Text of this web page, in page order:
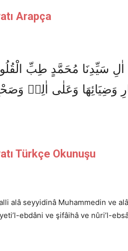
Arapça
سَيِّدِنَا مُحَمَّدٍ طِبِّ
وَضِيَائِهَا وَعَلٰى اٰلِه۪
Türkçe Okunuşu
alâ seyyidinâ Muhammedin ve
ebdâni ve şifâihâ ve nûri’l-